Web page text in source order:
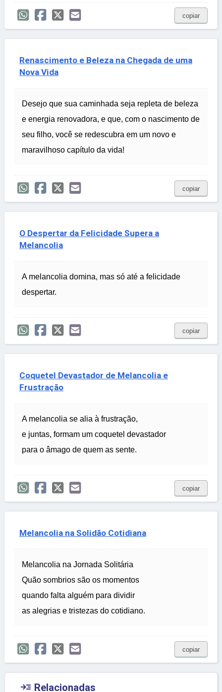
copiar
Renascimento e Beleza na Chegada de uma
Nova Vida
Desejo que sua caminhada seja repleta de beleza
e energia renovadora, e que, com o nascimento de
seu filho, você se redescubra em um novo e
maravilhoso capítulo da vida!
copiar
O Despertar da Felicidade Supera a
Melancolia
A melancolia domina, mas só até a felicidade
despertar.
copiar
Coquetel Devastador de Melancolia e
Frustração
A melancolia se alia à frustração,
e juntas, formam um coquetel devastador
para o âmago de quem as sente.
copiar
Melancolia na Solidão Cotidiana
Melancolia na Jornada Solitária
Quão sombrios são os momentos
quando falta alguém para dividir
as alegrias e tristezas do cotidiano.
copiar
 Relacionadas